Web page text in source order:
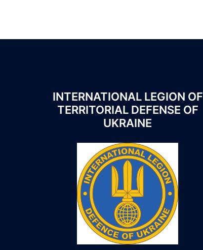
INTERNATIONAL LEGION OF
TERRITORIAL DEFENSE OF
UKRAINE